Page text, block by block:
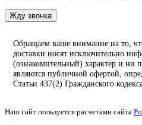
Жду звонка
Обращаем ваше внимание на то,
доставки носят исключительно
(ознакомительный) характер и ни
являются публичной офертой,
Статьи 437(2) Гражданского
Наш сайт пользуется расчетами сайта